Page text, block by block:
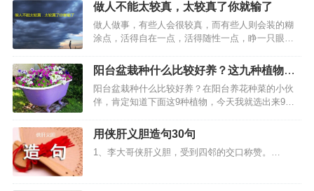
做人不能太较真，太较真了你就输了
做人做事，有些人会很较真，而有些人则会装的糊
涂点，活得自在一点，活得随性一点，睁一只眼闭
人。但凡看看那些跟别人太过于斤斤计较的人，多
半活得不开心，活得比较心累和心塞。…
阳台盆栽种什么比较好养？这九种植物非
常适合阳台种植
阳台盆栽种什么比较好养？在阳台养花种菜的小伙
伴，肯定知道下面这9种植物，今天我就选出来9种
种水果还比较好吃，家里到时候不用买水果了。…
用侠肝义胆造句30句
1、李大哥侠肝义胆，受到四邻的交口称赞。…